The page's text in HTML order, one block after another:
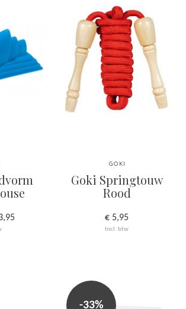
GOKI
Goki Springtouw
Rood
€ 5,95
Incl. btw
-33%